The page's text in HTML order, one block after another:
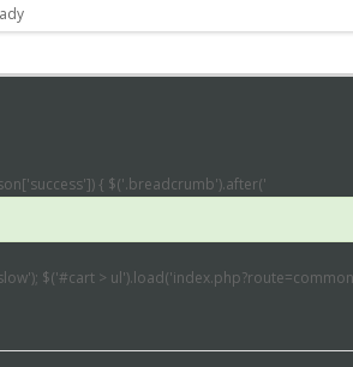
{ $('.breadcrumb').after('
$('#cart >